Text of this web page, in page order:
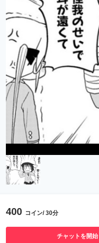
400 コイン/ 30分
チャットを開